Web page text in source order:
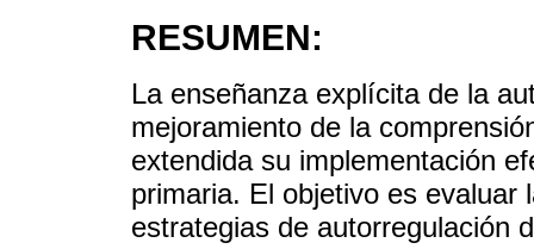
RESUMEN:
La enseñanza explícita de la
mejoramiento de la
extendida su implementación
primaria. El objetivo es evaluar
estrategias de autorregulación